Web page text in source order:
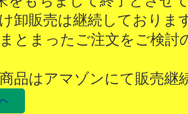
卸販売は継続しておりま
とまったご注文をご検討
品はアマゾンにて販売継